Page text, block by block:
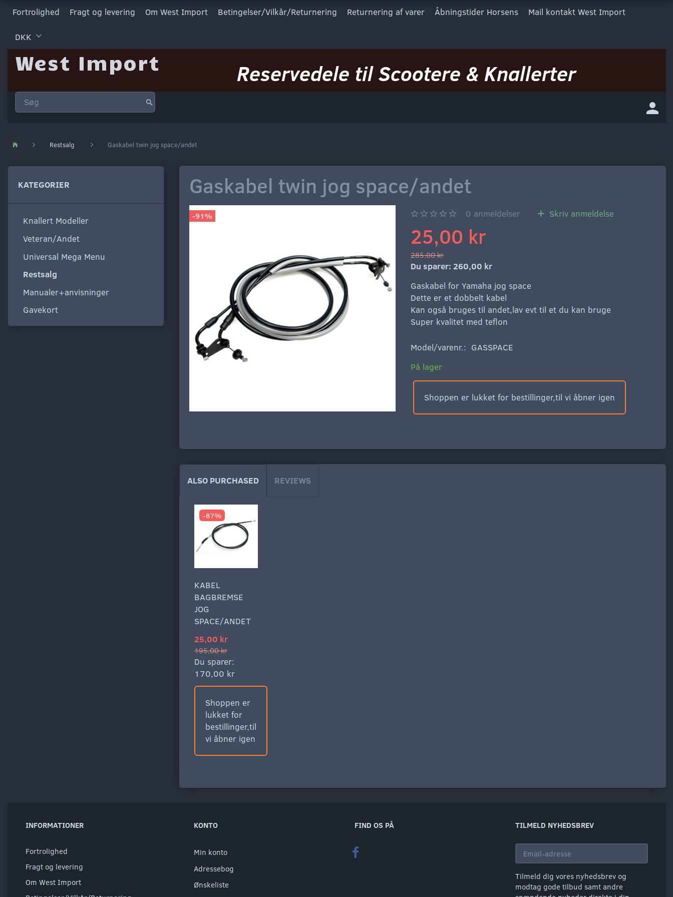
Fortrolighed Fragt og levering Om West Import Betingelser/Vilkår/Returnering Returnering af varer Åbningstider Horsens Mail kontakt West Import
DKK
West Import Reservedele til Scootere & Knallerter
Restsalg Gaskabel twin jog space/andet
KATEGORIER
Knallert Modeller
Veteran/Andet
Universal Mega Menu
Restsalg
Manualer+anvisninger
Gavekort
Gaskabel twin jog space/andet
-91% 0 anmeldelser Skriv anmeldelse
25,00 kr
285,00 kr
Du sparer: 260,00 kr
Gaskabel for Yamaha jog space
Dette er et dobbelt kabel
Kan også bruges til andet,lav evt til et du kan bruge
Super kvalitet med teflon
Model/varenr.: GASSPACE
På lager
Shoppen er lukket for bestillinger,til vi åbner igen
ALSO PURCHASED REVIEWS
-87%
KABEL
BAGBREMSE
JOG
SPACE/ANDET
25,00 kr
195,00 kr
Du sparer:
170,00 kr
Shoppen er
lukket for
bestillinger,til
vi åbner igen
INFORMATIONER
Fortrolighed
Fragt og levering
Om West Import
KONTO
Min konto
Adressebog
Ønskeliste
FIND OS PÅ TILMELD NYHEDSBREV
adresse
Tilmeld dig vores nyhedsbrev og
modtag gode tilbud samt andre